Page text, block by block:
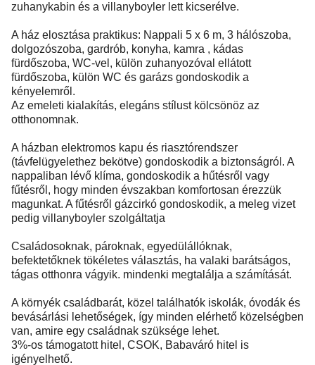
zuhanykabin és a villanyboyler lett kicserélve.
A ház elosztása praktikus: Nappali 5 x 6 m, 3 hálószoba,
dolgozószoba, gardrób, konyha, kamra , kádas
fürdőszoba, WC-vel, külön zuhanyozóval ellátott
fürdőszoba, külön WC és garázs gondoskodik a
kényelemről.
Az emeleti kialakítás, elegáns stílust kölcsönöz az
otthonomnak.
A házban elektromos kapu és riasztórendszer
(távfelügyelethez bekötve) gondoskodik a biztonságról. A
nappaliban lévő klíma, gondoskodik a hűtésről vagy
fűtésről, hogy minden évszakban komfortosan érezzük
magunkat. A fűtésről gázcirkó gondoskodik, a meleg vizet
pedig villanyboyler szolgáltatja
Családosoknak, pároknak, egyedülállóknak,
befektetőknek tökéletes választás, ha valaki barátságos,
tágas otthonra vágyik. mindenki megtalálja a számítását.
A környék családbarát, közel találhatók iskolák, óvodák és
bevásárlási lehetőségek, így minden elérhető közelségben
van, amire egy családnak szüksége lehet.
3%-os támogatott hitel, CSOK, Babaváró hitel is
igényelhető.